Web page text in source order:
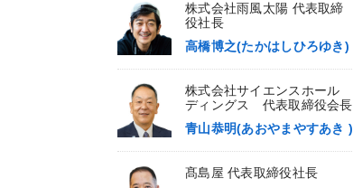
株式会社雨風太陽 代表取締
役社長
高橋博之(たかはしひろゆき)
株式会社サイエンスホール
ディングス 代表取締役会長
青山恭明(あおやまやすあき )
髙島屋 代表取締役社長